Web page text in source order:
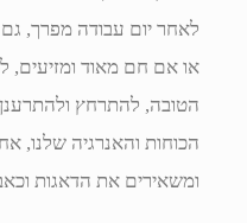
לאחר יום עבודה מפרך,
או אם חם מאוד ומזיעים,
הטובה, להתרחץ
הכוחות והאנרגיה שלנו,
ומשאירים את הדאגות